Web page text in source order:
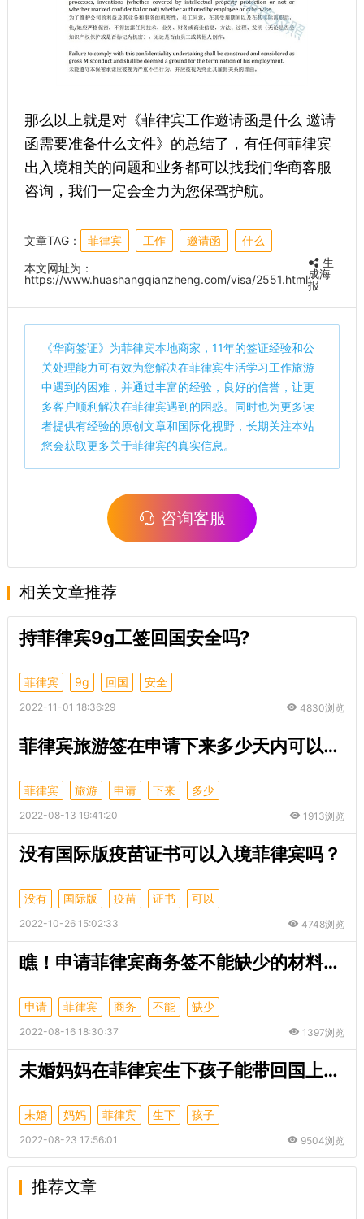
那么以上就是对《菲律宾工作邀请函是什么 邀请
函需要准备什么文件》的总结了，有任何菲律宾
出入境相关的问题和业务都可以找我们华商客服
咨询，我们一定会全力为您保驾护航。
文章TAG： 菲律宾 工作 邀请函
什么
本文网址为：
https://www.huashangqianzheng.com/visa/2551.html
生
成海
报
《华商签证》为菲律宾本地商家，11年的签证经验和公
关处理能力可有效为您解决在菲律宾生活学习工作旅游
中遇到的困难，并通过丰富的经验，良好的信誉，让更
多客户顺利解决在菲律宾遇到的困惑。同时也为更多读
者提供有经验的原创文章和国际化视野，长期关注本站
您会获取更多关于菲律宾的真实信息。
咨询客服
相关文章推荐
持菲律宾9g工签回国安全吗?
菲律宾 9g 回国 安全
2022-11-01 18:36:29 4830浏览
菲律宾旅游签在申请下来多少天内可以入境
菲律宾 旅游 申请 下来 多少
2022-08-13 19:41:20 1913浏览
没有国际版疫苗证书可以入境菲律宾吗？
没有 国际版 疫苗 证书 可以
2022-10-26 15:02:33 4748浏览
瞧！申请菲律宾商务签不能缺少的材料是什么
申请 菲律宾 商务 不能 缺少
2022-08-16 18:30:37 1397浏览
未婚妈妈在菲律宾生下孩子能带回国上户口吗？
未婚 妈妈 菲律宾 生下 孩子
2022-08-23 17:56:01 9504浏览
推荐文章